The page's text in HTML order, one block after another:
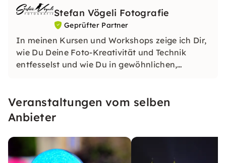
Stefan Vögeli Fotografie
Geprüfter Partner
In meinen Kursen und Workshops zeige ich Dir,
wie Du Deine Foto-Kreativität und Technik
entfesselst und wie Du in gewöhnlichen,
Veranstaltungen vom selben
Anbieter